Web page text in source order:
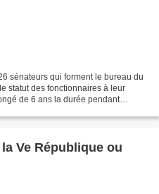
sénateurs qui forment le bureau du
statut des fonctionnaires à leur
de 6 ans la durée pendant
Ve République ou